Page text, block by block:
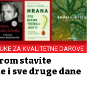
ZA KVALITETNE DAROVE
stavite
i sve druge dane